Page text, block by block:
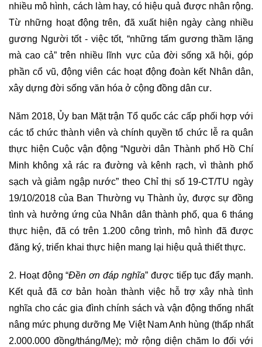
nhiều mô hình, cách làm hay, có hiệu quả được nhân rộng.
Từ những hoạt động trên, đã xuất hiện ngày càng nhiều
gương Người tốt - việc tốt, “những tấm gương thầm lặng
mà cao cả” trên nhiều lĩnh vực của đời sống xã hội, góp
phần cổ vũ, động viên các hoạt động đoàn kết Nhân dân,
xây dựng đời sống văn hóa ở cộng đồng dân cư.
Năm 2018, Ủy ban Mặt trận Tổ quốc các cấp phối hợp với
các tổ chức thành viên và chính quyền tổ chức lễ ra quân
thực hiện Cuộc vận động “Người dân Thành phố Hồ Chí
Minh không xả rác ra đường và kênh rạch, vì thành phố
sạch và giảm ngập nước” theo Chỉ thị số 19-CT/TU ngày
19/10/2018 của Ban Thường vụ Thành ủy, được sự đồng
tình và hưởng ứng của Nhân dân thành phố, qua 6 tháng
thực hiện, đã có trên 1.200 công trình, mô hình đã được
đăng ký, triển khai thực hiện mang lại hiệu quả thiết thực.
2. Hoạt động “Đền ơn đáp nghĩa” được tiếp tục đẩy mạnh.
Kết quả đã cơ bản hoàn thành việc hỗ trợ xây nhà tình
nghĩa cho các gia đình chính sách và vận động thống nhất
nâng mức phụng dưỡng Mẹ Việt Nam Anh hùng (thấp nhất
2.000.000 đồng/tháng/Mẹ); mở rộng diện chăm lo đối với